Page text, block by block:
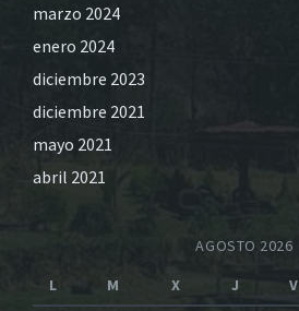
marzo 2024
enero 2024
diciembre 2023
diciembre 2021
mayo 2021
abril 2021
AGOSTO 2026
L
M X J V